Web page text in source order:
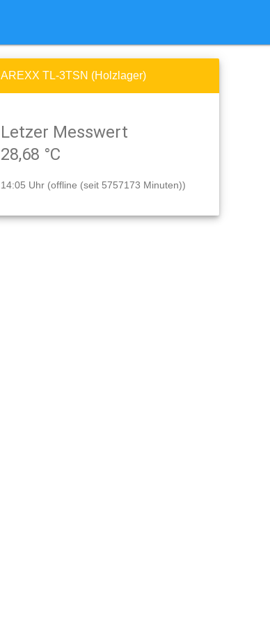
AREXX TL-3TSN (Holzlager)
Letzer Messwert
28,68 °C
14:05 Uhr (offline (seit 5757173 Minuten))